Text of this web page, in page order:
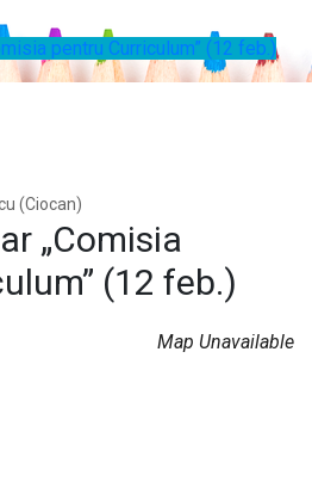
pentru Curriculum” (12 feb.)
(Ciocan)
„Comisia
(12 feb.)
Map Unavailable